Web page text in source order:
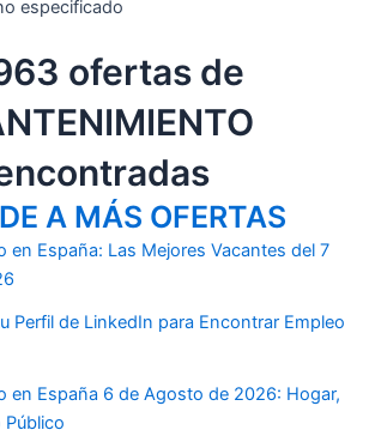
especificado
ofertas de
A MÁS OFERTAS
en España: Las Mejores Vacantes del 7
Perfil de LinkedIn para Encontrar Empleo
en España 6 de Agosto de 2026: Hogar,
Público